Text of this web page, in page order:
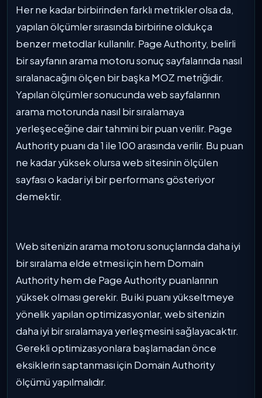
Her ne kadar birbirinden farklı metrikler olsa da,
yapılan ölçümler sırasında birbirine oldukça
benzer metodlar kullanılır. Page Authority, belirli
bir sayfanın arama motoru sonuç sayfalarında nasıl
sıralanacağını ölçen bir başka MOZ metriğidir.
Yapılan ölçümler sonucunda web sayfalarının
arama motorunda nasıl bir sıralamaya
yerleşeceğine dair tahmini bir puan verilir. Page
Authority puanı da 1 ile 100 arasında verilir. Bu puan
ne kadar yüksek olursa web sitesinin ölçülen
sayfası o kadar iyi bir performans gösteriyor
demektir.
Web sitenizin arama motoru sonuçlarında daha iyi
bir sıralama elde etmesi için hem Domain
Authority hem de Page Authority puanlarının
yüksek olması gerekir. Bu iki puanı yükseltmeye
yönelik yapılan optimizasyonlar, web sitenizin
daha iyi bir sıralamaya yerleşmesini sağlayacaktır.
Gerekli optimizasyonlara başlamadan önce
eksiklerin saptanması için Domain Authority
ölçümü yapılmalıdır.